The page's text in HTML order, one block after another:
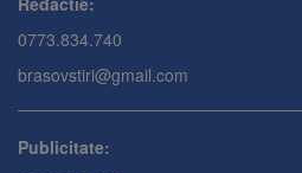
0773.834.740
brasovstiri@gmail.com
Publicitate: